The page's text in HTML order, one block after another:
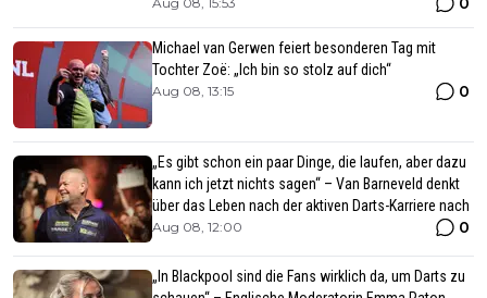
Michael van Gerwen feiert besonderen Tag mit
Tochter Zoë: „Ich bin so stolz auf dich“
Aug 08, 13:15 0
„Es gibt schon ein paar Dinge, die laufen, aber dazu
kann ich jetzt nichts sagen“ – Van Barneveld denkt
über das Leben nach der aktiven Darts-Karriere nach
Aug 08, 12:00 0
„In Blackpool sind die Fans wirklich da, um Darts zu